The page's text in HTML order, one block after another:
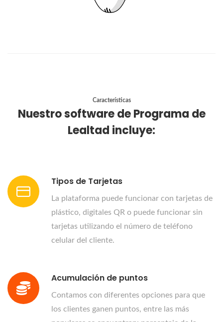
Características
Nuestro software de Programa de
Lealtad incluye:
Tipos de Tarjetas
La plataforma puede funcionar con tarjetas de
plástico, digitales QR o puede funcionar sin
tarjetas utilizando el número de teléfono
celular del cliente.
Acumulación de puntos
Contamos con diferentes opciones para que
los clientes ganen puntos, entre las más